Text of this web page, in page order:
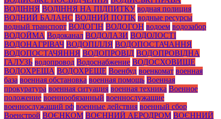
ВОДІННЯ ВОДІННЯ НА ПІДПИТКУ водная полиция
ВОДНИЙ БАЛАНС ВОДНИЙ ПОТІК водные ресурсы
водный транспорт ВОДОГІН ВОДОГОН водоем водозабор
ВОДОЙМА Водоканал ВОДОЛАЗИ ВОДОЛОСТІ
ВОДОНАГРІВАЧ ВОДОПІЛЛЯ ВОДОПОСТАЧАННЯ
ВОДОПОСТАЧЯННЯ ВОДОПРОВІД ВОДОПРОВІДНА
ГАЛУЗЬ водопровод Водоснабжение ВОДОСХОВИЩЕ
ВОДОХРЕЩА ВОДОХРЕЩЕ Военбуд военкомат военная
база военная обстановка военная помощь Военная
прокуратура военная ситуация военная техника Военное
положение военнообязанный военнослужащие
военнослужащий рф военные действия военный сбор
Военстрой ВОЄНКОМ ВОЄННИЙ АЕРОДРОМ ВОЄННИЙ